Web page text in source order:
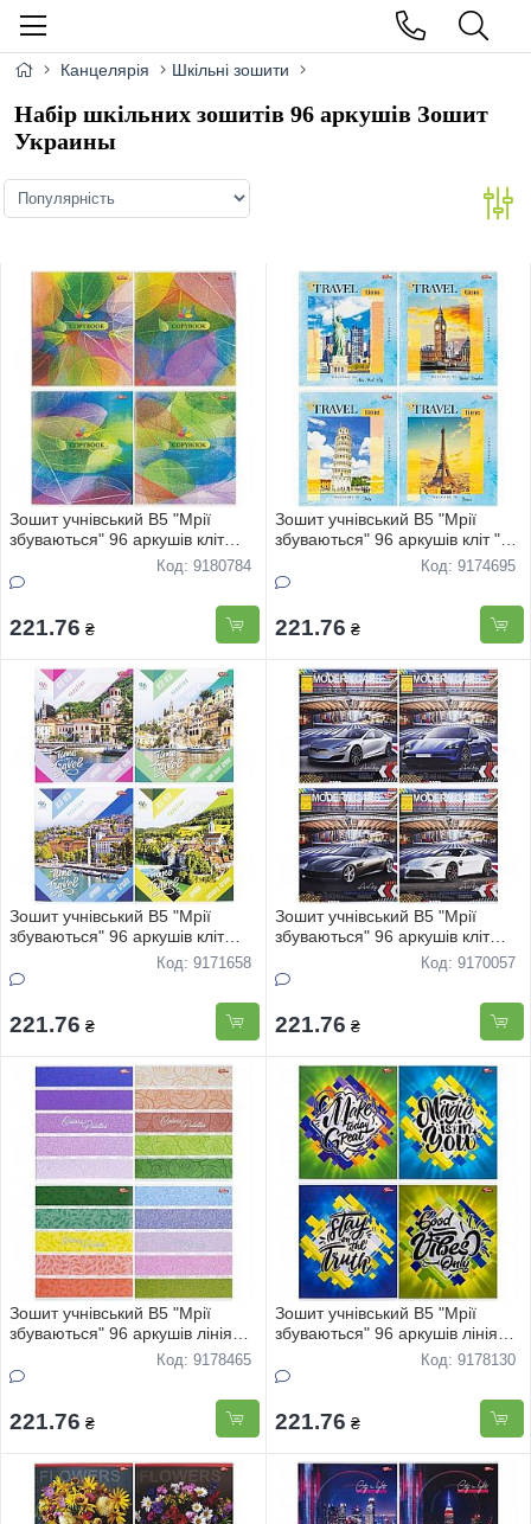
Канцелярія Шкільні зошити
Набір шкільних зошитів 96 аркушів Зошит
Украины
Зошит учнівський В5 "Мрії
збуваються" 96 аркушів кліт
"COPYBOOK" 3790 8штКод: 9180784
221.76 ₴
Зошит учнівський В5 "Мрії
збуваються" 96 аркушів кліт "
Мiста свiту" 3885 8штКод: 9174695
221.76 ₴
Зошит учнівський В5 "Мрії
збуваються" 96 аркушів кліт
"Time to travel" 3583 8штКод: 9171658
221.76 ₴
Зошит учнівський В5 "Мрії
збуваються" 96 аркушів кліт
"City CAR" 3741 8штКод: 9170057
221.76 ₴
Зошит учнівський В5 "Мрії
збуваються" 96 аркушів лінія
"Стильний зошит" 3466 8шт
Код: 9178465
221.76 ₴
Зошит учнівський В5 "Мрії
збуваються" 96 аркушів лінія
"Стильний зошит" 3521 8шт
Код: 9178130
221.76 ₴